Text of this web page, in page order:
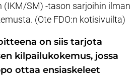
(IKM/SM) -tason sarjoihin ilman
(Ote FDO:n kotisivuilta)
on siis tarjota
kilpailukokemus, jossa
ottaa ensiaskeleet